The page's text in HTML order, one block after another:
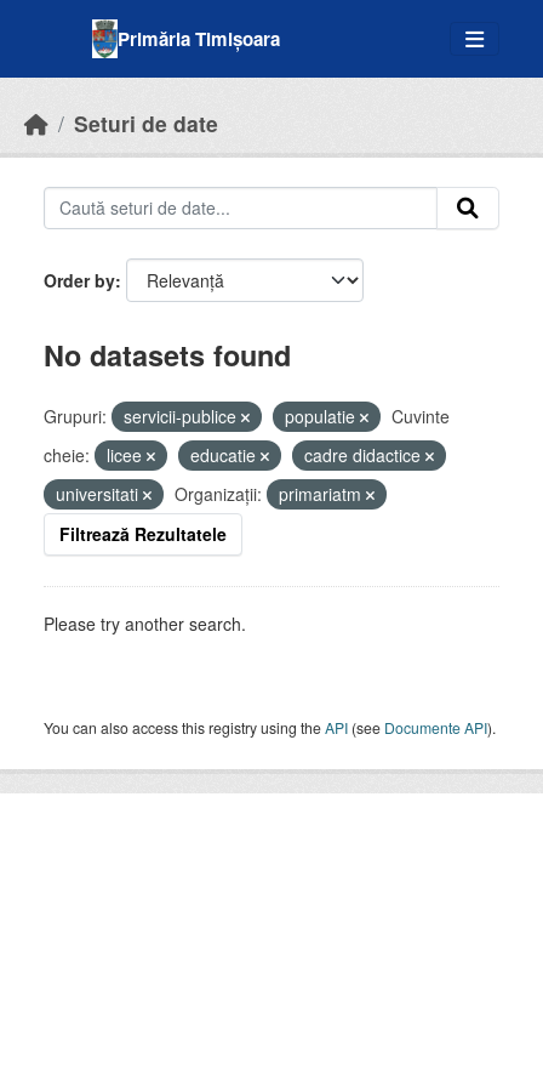
Primăria Timișoara
Seturi de date
Order by
No datasets found
Grupuri: servicii-publice populatie
Cuvinte
cheie:
licee educatie
cadre didactice
universitati
Organizații:
primariatm
Filtrează Rezultatele
Please try another search.
You can also access this registry using theAPI (see Documente API).